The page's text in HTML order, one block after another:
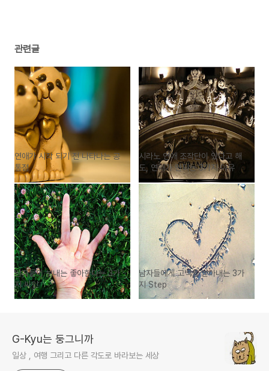
관련글
연애가 시작 되기 전 나타나는 공
통점
시라노 연애 조작단이 있다고 해
도, 연애가 안되는 3가지 이유
남자들이 보내는 좋아한다는 3가
지 싸인
남자들에게 고백을 받아내는 3가
지 Step
G-Kyu는 둥그니까
일상 , 여행 그리고 다른 각도로 바라보는 세상